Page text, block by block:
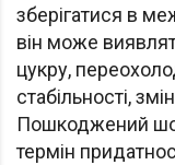
зберігатися в
він може
цукру,
стабільності,
Пошкоджений
термін